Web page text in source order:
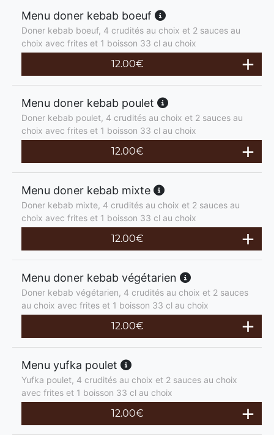
Menu doner kebab boeuf
Doner kebab boeuf, 4 crudités au choix et 2 sauces au
choix avec frites et 1 boisson 33 cl au choix
12.00€
Menu doner kebab poulet
Doner kebab poulet, 4 crudités au choix et 2 sauces au
choix avec frites et 1 boisson 33 cl au choix
12.00€
Menu doner kebab mixte
Doner kebab mixte, 4 crudités au choix et 2 sauces au
choix avec frites et 1 boisson 33 cl au choix
12.00€
Menu doner kebab végétarien
Doner kebab végétarien, 4 crudités au choix et 2 sauces
au choix avec frites et 1 boisson 33 cl au choix
12.00€
Menu yufka poulet
Yufka poulet, 4 crudités au choix et 2 sauces au choix
avec frites et 1 boisson 33 cl au choix
12.00€